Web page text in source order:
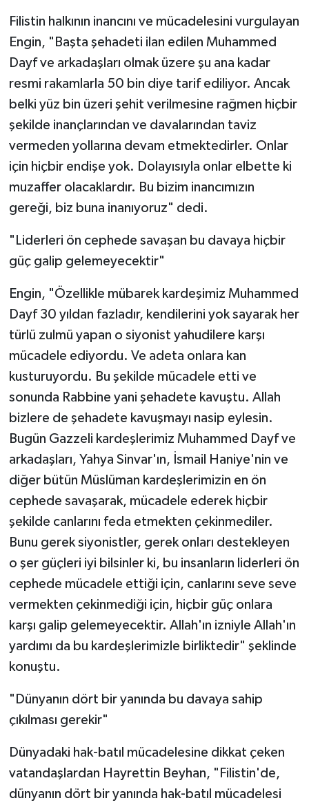
Filistin halkının inancını ve mücadelesini vurgulayan
Engin, "Başta şehadeti ilan edilen Muhammed
Dayf ve arkadaşları olmak üzere şu ana kadar
resmi rakamlarla 50 bin diye tarif ediliyor. Ancak
belki yüz bin üzeri şehit verilmesine rağmen hiçbir
şekilde inançlarından ve davalarından taviz
vermeden yollarına devam etmektedirler. Onlar
için hiçbir endişe yok. Dolayısıyla onlar elbette ki
muzaffer olacaklardır. Bu bizim inancımızın
gereği, biz buna inanıyoruz" dedi.
"Liderleri ön cephede savaşan bu davaya hiçbir
güç galip gelemeyecektir"
Engin, "Özellikle mübarek kardeşimiz Muhammed
Dayf 30 yıldan fazladır, kendilerini yok sayarak her
türlü zulmü yapan o siyonist yahudilere karşı
mücadele ediyordu. Ve adeta onlara kan
kusturuyordu. Bu şekilde mücadele etti ve
sonunda Rabbine yani şehadete kavuştu. Allah
bizlere de şehadete kavuşmayı nasip eylesin.
Bugün Gazzeli kardeşlerimiz Muhammed Dayf ve
arkadaşları, Yahya Sinvar'ın, İsmail Haniye'nin ve
diğer bütün Müslüman kardeşlerimizin en ön
cephede savaşarak, mücadele ederek hiçbir
şekilde canlarını feda etmekten çekinmediler.
Bunu gerek siyonistler, gerek onları destekleyen
o şer güçleri iyi bilsinler ki, bu insanların liderleri ön
cephede mücadele ettiği için, canlarını seve seve
vermekten çekinmediği için, hiçbir güç onlara
karşı galip gelemeyecektir. Allah'ın izniyle Allah'ın
yardımı da bu kardeşlerimizle birliktedir" şeklinde
konuştu.
"Dünyanın dört bir yanında bu davaya sahip
çıkılması gerekir"
Dünyadaki hak-batıl mücadelesine dikkat çeken
vatandaşlardan Hayrettin Beyhan, "Filistin'de,
dünyanın dört bir yanında hak-batıl mücadelesi